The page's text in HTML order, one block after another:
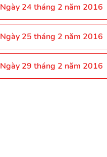
Ngày 24 tháng 2 năm 2016
Ngày 25 tháng 2 năm 2016
Ngày 29 tháng 2 năm 2016